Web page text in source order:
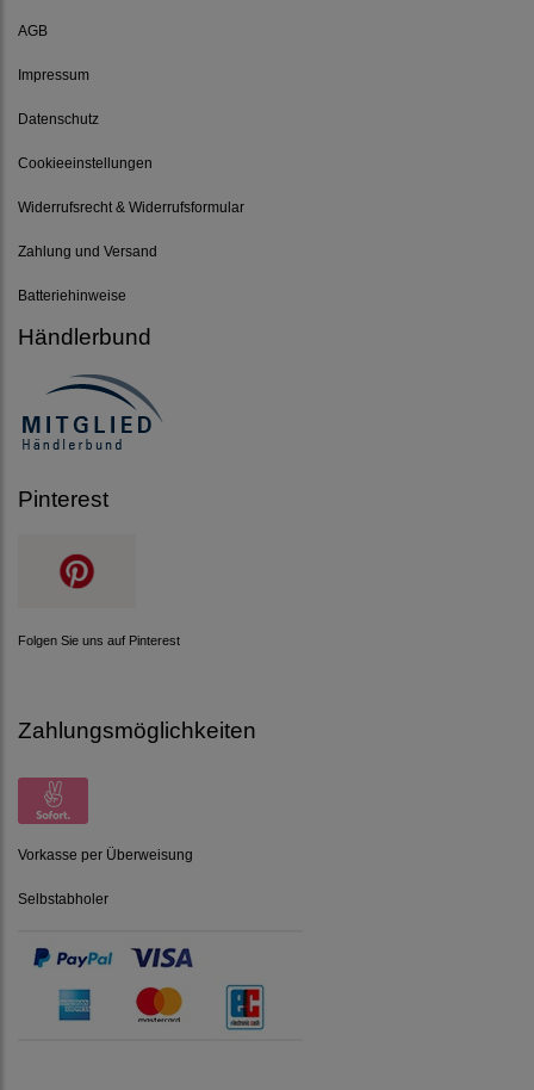
AGB
Impressum
Datenschutz
Cookieeinstellungen
Widerrufsrecht & Widerrufsformular
Zahlung und Versand
Batteriehinweise
Händlerbund
Pinterest
Folgen Sie uns auf Pinterest
Zahlungsmöglichkeiten
Vorkasse per Überweisung
Selbstabholer